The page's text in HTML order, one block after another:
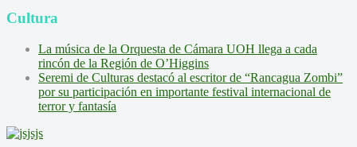
Cultura
La música de la Orquesta de Cámara UOH llega a cada
rincón de la Región de O’Higgins
Seremi de Culturas destacó al escritor de “Rancagua Zombi”
por su participación en importante festival internacional de
terror y fantasía